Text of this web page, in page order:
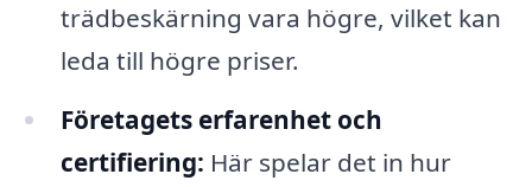
trädbeskärning vara högre, vilket kan
leda till högre priser.
Företagets erfarenhet och
certifiering: Här spelar det in hur